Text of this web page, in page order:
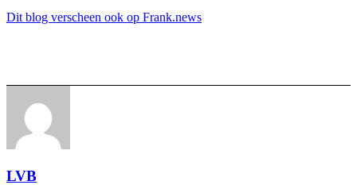
Dit blog verscheen ook op Frank.news
LVB